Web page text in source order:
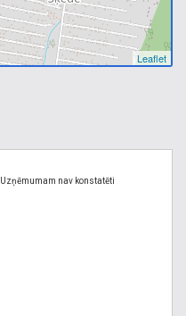
Leaflet
Uzņēmumam nav konstatēti